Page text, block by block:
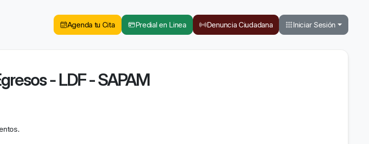
Agenda tu Cita Predial en Linea Denuncia Ciudadana Iniciar Sesión
- LDF - SAPAM